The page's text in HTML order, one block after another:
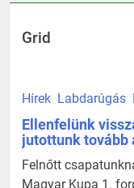
Grid
Hírek Labdarúgás
Ellenfelünk
jutottunk tovább
Felnőtt
Magyar Kupa 1.